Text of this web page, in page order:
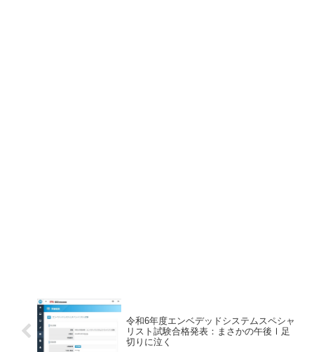
令和6年度エンベデッドシステムスペシャ
リスト試験合格発表：まさかの午後Ⅰ足
切りに泣く